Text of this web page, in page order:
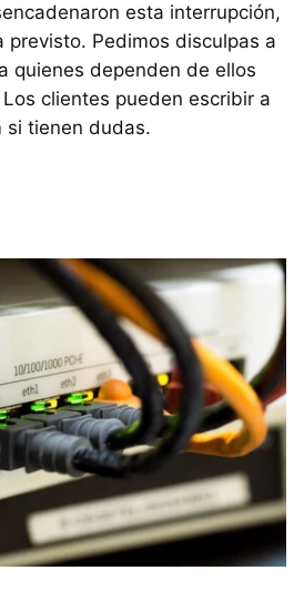
esta interrupción,
previsto. Pedimos disculpas a
quienes dependen de ellos
clientes pueden escribir a
si tienen dudas.